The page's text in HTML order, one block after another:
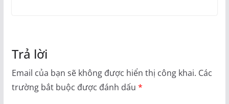
Trả lời
Email của bạn sẽ không được hiển thị công khai. Các
trường bắt buộc được đánh dấu *